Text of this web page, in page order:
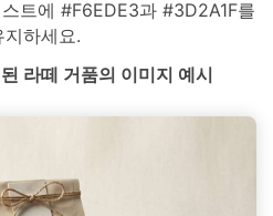
트에 #F6EDE3과 #3D2A1F를
하세요.
라떼 거품의 이미지 예시